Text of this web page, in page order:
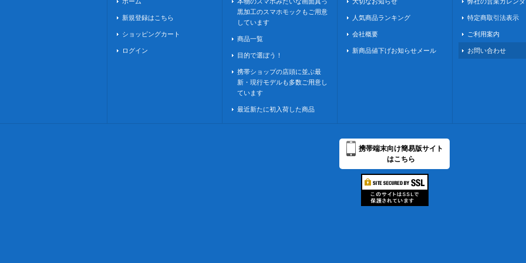
新規登録はこちら
ショッピングカート
ログイン
黒加工のスマホモックもご用意
しています
商品一覧
目的で選ぼう！
携帯ショップの店頭に並ぶ最
新・現行モデルも多数ご用意し
ています
最近新たに初入荷した商品
人気商品ランキング
会社概要
新商品値下げお知らせメール
特定商取引法表示
ご利用案内
お問い合わせ
携帯端末向け簡易版サイト
はこちら